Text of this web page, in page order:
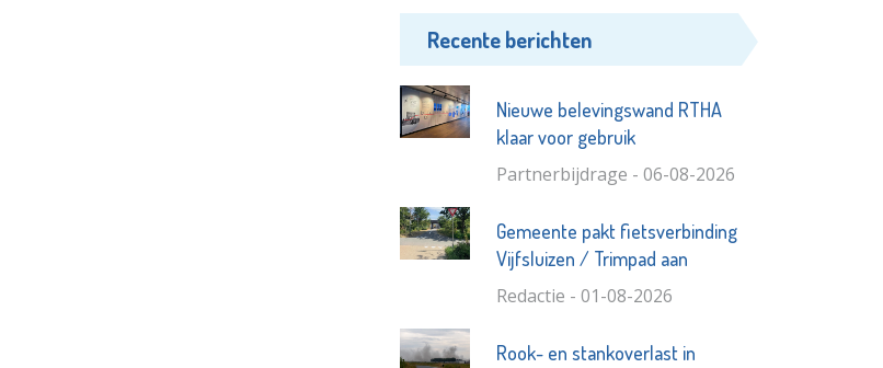
Recente berichten
Nieuwe belevingswand RTHA
klaar voor gebruik
Partnerbijdrage - 06-08-2026
Gemeente pakt fietsverbinding
Vijfsluizen / Trimpad aan
Redactie - 01-08-2026
Rook- en stankoverlast in